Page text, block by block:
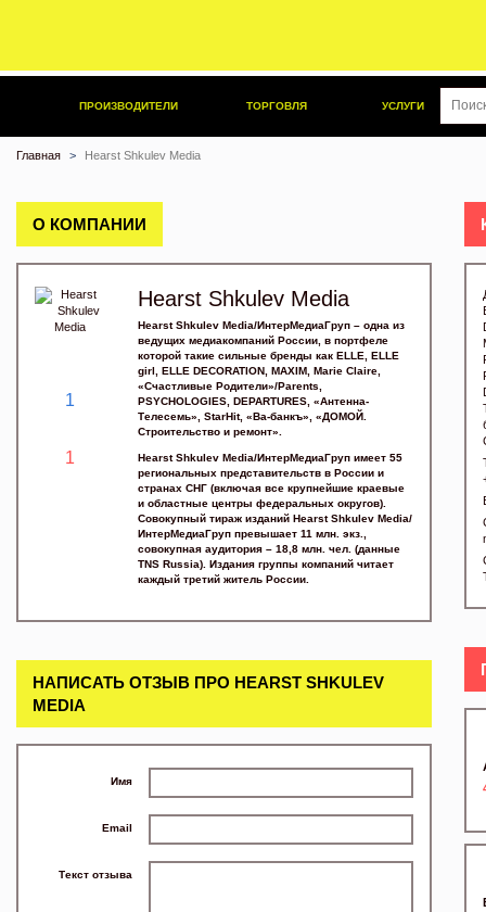
ПРОИЗВОДИТЕЛИ ТОРГОВЛЯ УСЛУГИ
Главная Hearst Shkulev Media
О КОМПАНИИ
1
1
Hearst Shkulev Media
Hearst Shkulev Media/ИнтерМедиаГруп – одна из
ведущих медиакомпаний России, в портфеле
которой такие сильные бренды как ELLE, ELLE
girl, ELLE DECORATION, MAXIM, Marie Claire,
«Счастливые Родители»/Parents,
PSYCHOLOGIES, DEPARTURES, «Антенна-
Телесемь», StarHit, «Ва-банкъ», «ДОМОЙ.
Строительство и ремонт».
Hearst Shkulev Media/ИнтерМедиаГруп имеет 55
региональных представительств в России и
странах СНГ (включая все крупнейшие краевые
и областные центры федеральных округов).
Совокупный тираж изданий Hearst Shkulev Media/
ИнтерМедиаГруп превышает 11 млн. экз.,
совокупная аудитория – 18,8 млн. чел. (данные
TNS Russia). Издания группы компаний читает
каждый третий житель России.
НАПИСАТЬ ОТЗЫВ ПРО HEARST SHKULEV
MEDIA
Имя
Email
Текст отзыва